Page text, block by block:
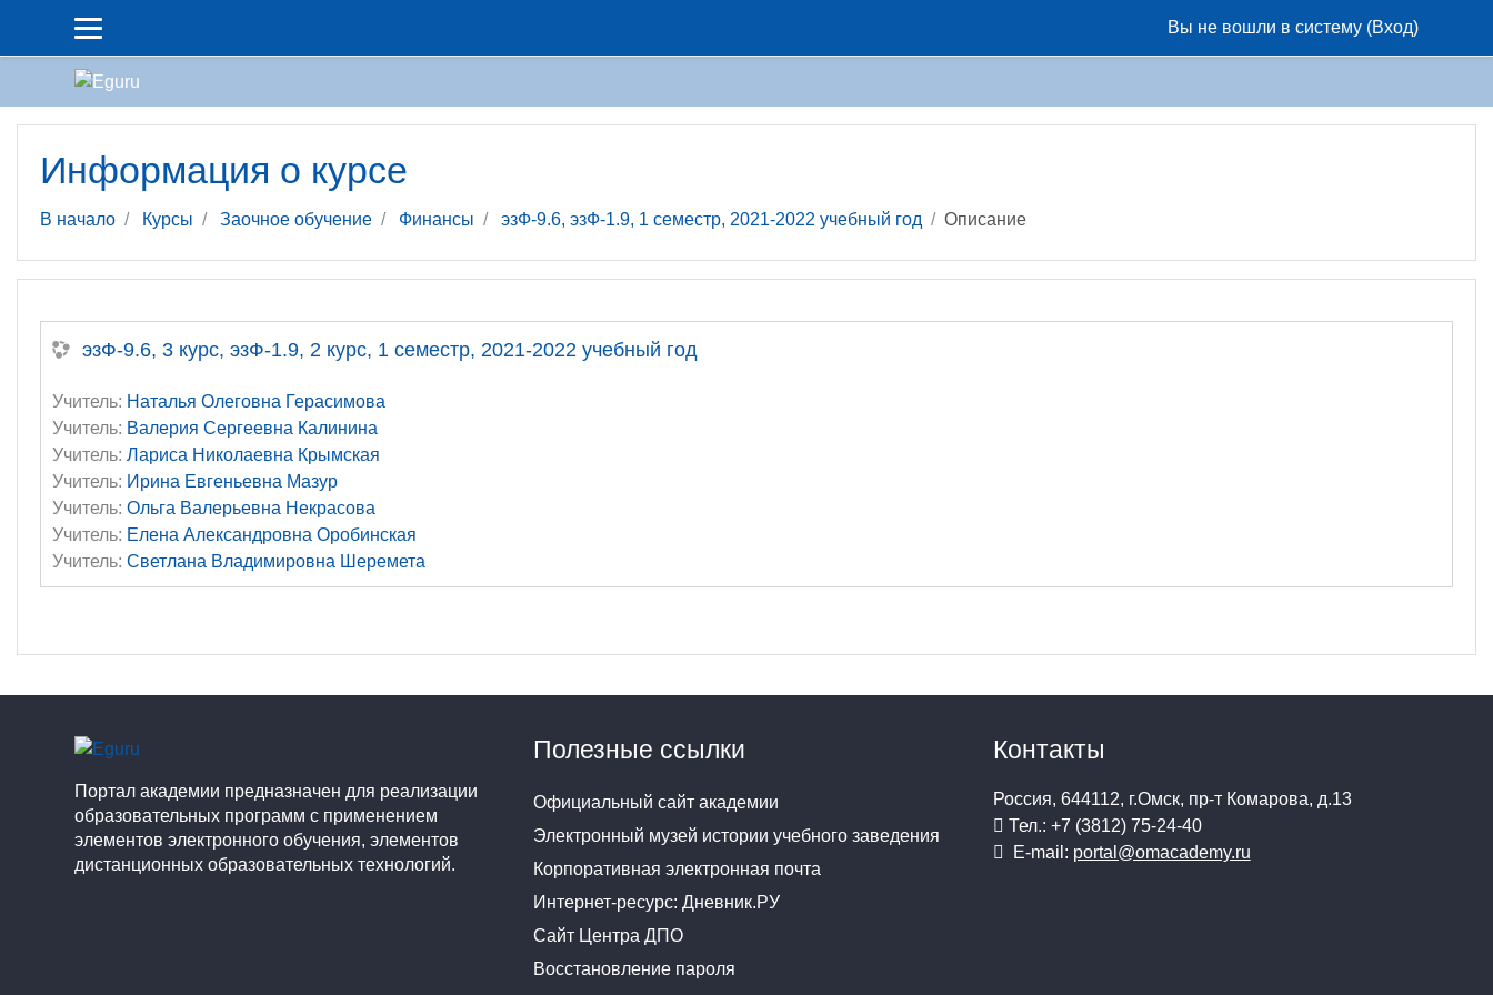
Вы не вошли в систему (Вход)
Информация о курсе
В начало Курсы Заочное обучение Финансы эзФ-9.6, эзФ-1.9, 1 семестр, 2021-2022 учебный год Описание
эзФ-9.6, 3 курс, эзФ-1.9, 2 курс, 1 семестр, 2021-2022 учебный год
Учитель: Наталья Олеговна Герасимова
Учитель: Валерия Сергеевна Калинина
Учитель: Лариса Николаевна Крымская
Учитель: Ирина Евгеньевна Мазур
Учитель: Ольга Валерьевна Некрасова
Учитель: Елена Александровна Оробинская
Учитель: Светлана Владимировна Шеремета
Портал академии предназначен для реализации
образовательных программ с применением
элементов электронного обучения, элементов
дистанционных образовательных технологий.
Полезные ссылки
Официальный сайт академии
Электронный музей истории учебного заведения
Корпоративная электронная почта
Интернет-ресурс: Дневник.РУ
Сайт Центра ДПО
Восстановление пароля
Контакты
Россия, 644112, г.Омск, пр-т Комарова, д.13
Тел.: +7 (3812) 75-24-40
E-mail: portal@omacademy.ru